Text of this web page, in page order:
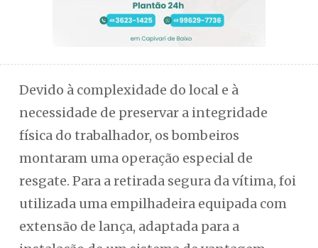
Devido à complexidade do local e à
necessidade de preservar a integridade
física do trabalhador, os bombeiros
montaram uma operação especial de
resgate. Para a retirada segura da vítima, foi
utilizada uma empilhadeira equipada com
extensão de lança, adaptada para a